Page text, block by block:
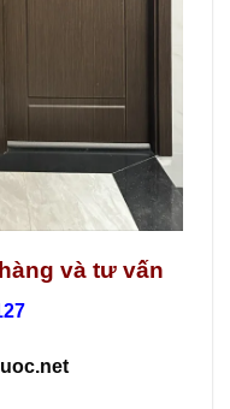
và tư vấn